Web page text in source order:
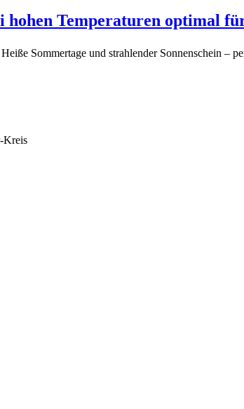
hohen Temperaturen optimal
Sommertage und strahlender Sonnenschein –
Kreis